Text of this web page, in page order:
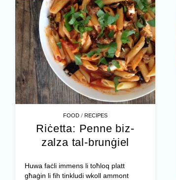
FOOD /RECIPES
Riċetta: Penne biz-
zalza tal-brunġiel
Huwa faċli immens li toħloq platt
għaġin li fih tinkludi wkoll ammont